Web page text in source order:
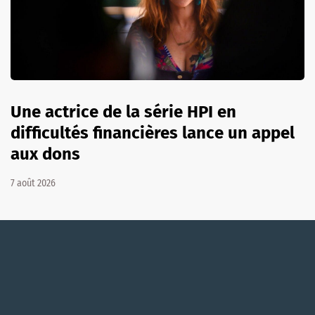
Une actrice de la série HPI en
difficultés financières lance un appel
aux dons
7 août 2026